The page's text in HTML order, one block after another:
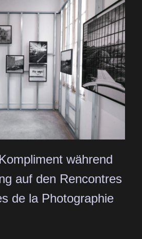
während
auf den Rencontres
de la Photographie